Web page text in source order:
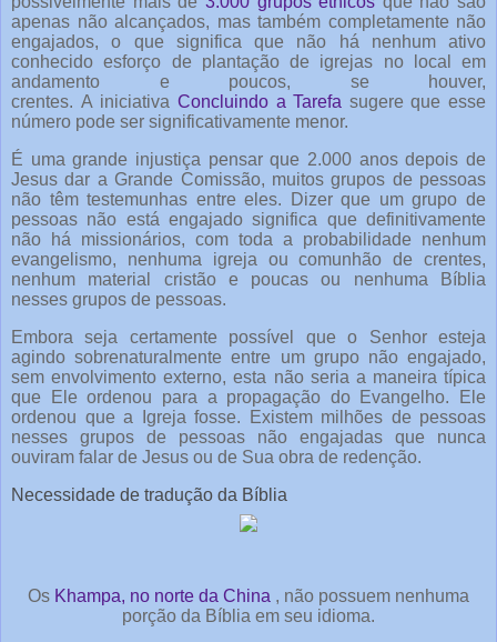
apenas não alcançados, mas também completamente não
engajados, o que significa que não há nenhum ativo
conhecido esforço de plantação de igrejas no local em
andamento e poucos, se houver,
crentes. A iniciativa Concluindo a Tarefa sugere que esse
número pode ser significativamente menor.
É uma grande injustiça pensar que 2.000 anos depois de
Jesus dar a Grande Comissão, muitos grupos de pessoas
não têm testemunhas entre eles. Dizer que um grupo de
pessoas não está engajado significa que definitivamente
não há missionários, com toda a probabilidade nenhum
evangelismo, nenhuma igreja ou comunhão de crentes,
nenhum material cristão e poucas ou nenhuma Bíblia
nesses grupos de pessoas.
Embora seja certamente possível que o Senhor esteja
agindo sobrenaturalmente entre um grupo não engajado,
sem envolvimento externo, esta não seria a maneira típica
que Ele ordenou para a propagação do Evangelho. Ele
ordenou que a Igreja fosse. Existem milhões de pessoas
nesses grupos de pessoas não engajadas que nunca
ouviram falar de Jesus ou de Sua obra de redenção.
Necessidade de tradução da Bíblia
Os Khampa, no norte da China , não possuem nenhuma
porção da Bíblia em seu idioma.